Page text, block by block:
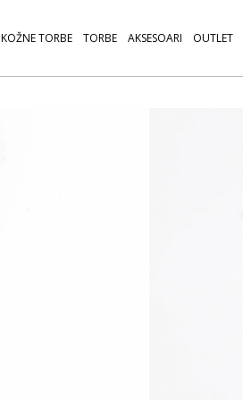
KOŽNE TORBE TORBE AKSESOARI OUTLET